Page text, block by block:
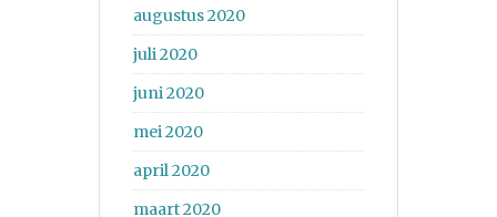
augustus 2020
juli 2020
juni 2020
mei 2020
april 2020
maart 2020